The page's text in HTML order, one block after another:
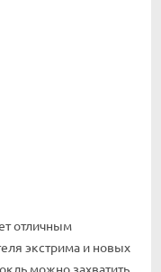
отличным
экстрима и новых
можно захватить